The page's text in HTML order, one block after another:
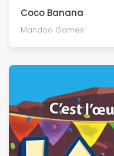
Coco Banana
Mandoo Games